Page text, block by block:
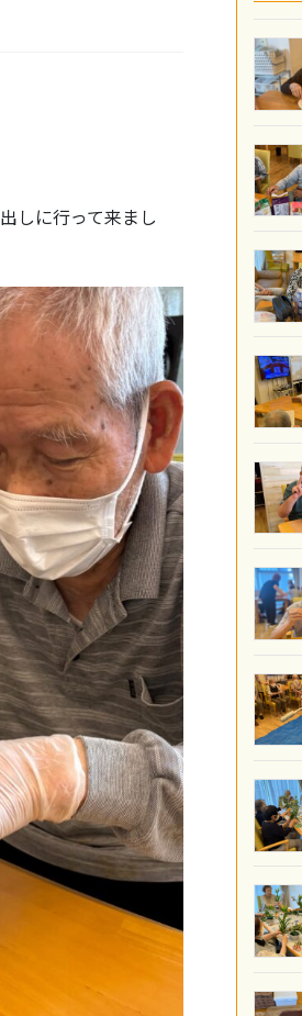
しに行って来まし